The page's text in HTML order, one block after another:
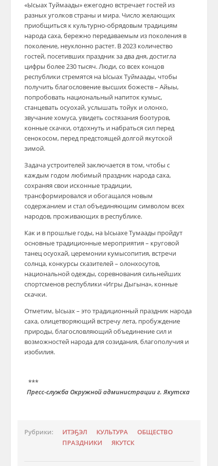
«Ысыах Туймаады» ежегодно встречает гостей из
разных уголков страны и мира. Число желающих
приобщиться к культурно-обрядовым традициям
народа саха, бережно передаваемым из поколения в
поколение, неуклонно растет. В 2023 количество
гостей, посетивших праздник за два дня, достигла
цифры более 230 тысяч. Люди, со всех концов
республики стремятся на Ысыах Туймаады, чтобы
получить благословение высших божеств – Айыы,
попробовать национальный напиток кумыс,
станцевать осуохай, услышать тойук и олонхо,
звучание хомуса, увидеть состязания боотуров,
конные скачки, отдохнуть и набраться сил перед
сенокосом, перед предстоящей долгой якутской
зимой.
Задача устроителей заключается в том, чтобы с
каждым годом любимый праздник народа саха,
сохраняя свои исконные традиции,
трансформировался и обогащался новым
содержанием и стал объединяющим символом всех
народов, проживающих в республике.
Как и в прошлые годы, на Ысыахе Тумаады пройдут
основные традиционные мероприятия – круговой
танец осуохай, церемонии кумысопития, встречи
солнца, конкурсы сказителей – олонхосутов,
национальной одежды, соревнования сильнейших
спортсменов республики «Игры Дыгына», конные
скачки.
Отметим, Ысыах – это традиционный праздник народа
саха, олицетворяющий встречу лета, пробуждение
природы, благословляющий объединение сил и
возможностей народа для созидания, благополучия и
изобилия.
***
Пресс-служба Окружной администрации г. Якутска
Рубрики: ИТЭҔЭЛ КУЛЬТУРА
ОБЩЕСТВО
ПРАЗДНИКИ
ЯКУТСК